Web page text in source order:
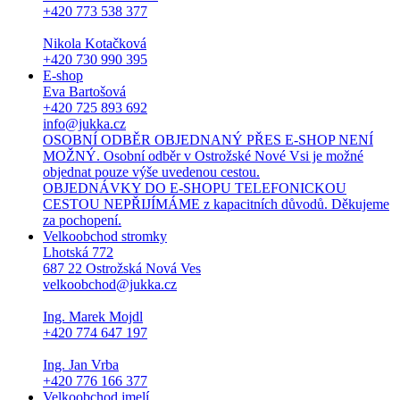
+420 773 538 377
Nikola Kotačková
+420 730 990 395
E-shop
Eva Bartošová
+420 725 893 692
info@jukka.cz
OSOBNÍ ODBĚR OBJEDNANÝ PŘES E-SHOP NENÍ
MOŽNÝ. Osobní odběr v Ostrožské Nové Vsi je možné
objednat pouze výše uvedenou cestou.
OBJEDNÁVKY DO E-SHOPU TELEFONICKOU
CESTOU NEPŘIJÍMÁME z kapacitních důvodů. Děkujeme
za pochopení.
Velkoobchod stromky
Lhotská 772
687 22 Ostrožská Nová Ves
velkoobchod@jukka.cz
Ing. Marek Mojdl
+420 774 647 197
Ing. Jan Vrba
+420 776 166 377
Velkoobchod jmelí